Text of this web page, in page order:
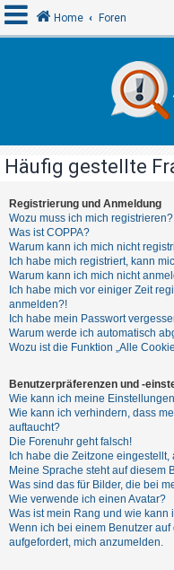
e
d
e
n
R
e
g
s
t
r
i
e
r
e
n
Home Foren
Häufig gestellte
Registrierung und Anmeldung
Wozu muss ich mich registrieren?
Was ist COPPA?
Warum kann ich mich nicht
Ich habe mich registriert, kann
Warum kann ich mich nicht
Ich habe mich vor einiger Zeit
anmelden?!
Ich habe mein Passwort
Warum werde ich automatisch
Wozu ist die Funktion „Alle
Benutzerpräferenzen und -
Wie kann ich meine
Wie kann ich verhindern, dass
auftaucht?
Die Forenuhr geht falsch!
Ich habe die Zeitzone
Meine Sprache steht auf diesem
Was sind das für Bilder, die bei
Wie verwende ich einen Avatar?
Was ist mein Rang und wie kann
Wenn ich bei einem Benutzer
aufgefordert, mich anzumelden.